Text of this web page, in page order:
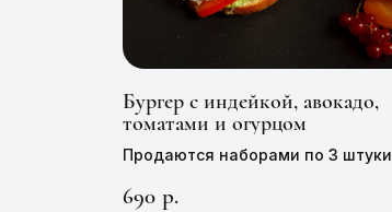
Бургер с индейкой, авокадо,
томатами и огурцом
Продаются наборами по 3 штуки
690 р.